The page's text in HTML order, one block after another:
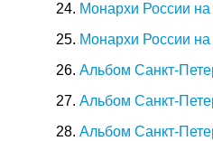
24. Монархи России
25. Монархи России
26. Альбом Санкт-
27. Альбом Санкт-
28. Альбом Санкт-